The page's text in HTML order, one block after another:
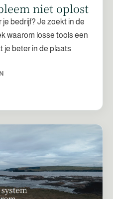
niet oplost
bedrijf? Je zoekt in de
waarom losse tools een
je beter in de plaats